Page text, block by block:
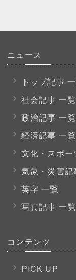
ニュース
トップ記事
社会記事 一覧
政治記事 一覧
経済記事 一覧
文化・スポー
気象・災害記
英字 一覧
写真記事 一覧
コンテンツ
PICK UP